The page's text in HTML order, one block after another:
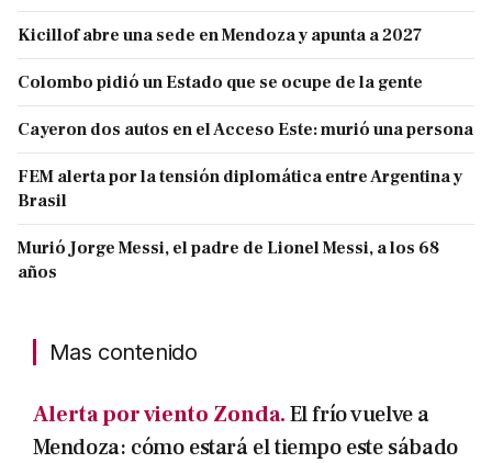
Kicillof abre una sede en Mendoza y apunta a 2027
Colombo pidió un Estado que se ocupe de la gente
Cayeron dos autos en el Acceso Este: murió una persona
FEM alerta por la tensión diplomática entre Argentina y
Brasil
Murió Jorge Messi, el padre de Lionel Messi, a los 68
años
Mas contenido
Alerta por viento Zonda.El frío vuelve a
Mendoza: cómo estará el tiempo este sábado